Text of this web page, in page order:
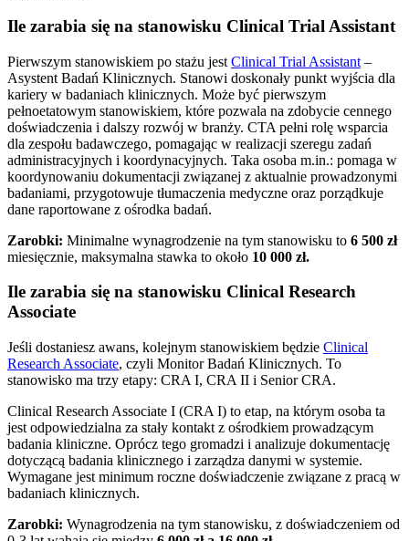
Ile zarabia się na stanowisku Clinical Trial Assistant
Pierwszym stanowiskiem po stażu jest Clinical Trial Assistant –
Asystent Badań Klinicznych. Stanowi doskonały punkt wyjścia dla
kariery w badaniach klinicznych. Może być pierwszym
pełnoetatowym stanowiskiem, które pozwala na zdobycie cennego
doświadczenia i dalszy rozwój w branży. CTA pełni rolę wsparcia
dla zespołu badawczego, pomagając w realizacji szeregu zadań
administracyjnych i koordynacyjnych. Taka osoba m.in.: pomaga w
koordynowaniu dokumentacji związanej z aktualnie prowadzonymi
badaniami, przygotowuje tłumaczenia medyczne oraz porządkuje
dane raportowane z ośrodka badań.
Zarobki: Minimalne wynagrodzenie na tym stanowisku to 6 500 zł
miesięcznie, maksymalna stawka to około 10 000 zł.
Ile zarabia się na stanowisku Clinical Research
Associate
Jeśli dostaniesz awans, kolejnym stanowiskiem będzie Clinical
Research Associate, czyli Monitor Badań Klinicznych. To
stanowisko ma trzy etapy: CRA I, CRA II i Senior CRA.
Clinical Research Associate I (CRA I) to etap, na którym osoba ta
jest odpowiedzialna za stały kontakt z ośrodkiem prowadzącym
badania kliniczne. Oprócz tego gromadzi i analizuje dokumentację
dotyczącą badania klinicznego i zarządza danymi w systemie.
Wymagane jest minimum roczne doświadczenie związane z pracą w
badaniach klinicznych.
Zarobki: Wynagrodzenia na tym stanowisku, z doświadczeniem od